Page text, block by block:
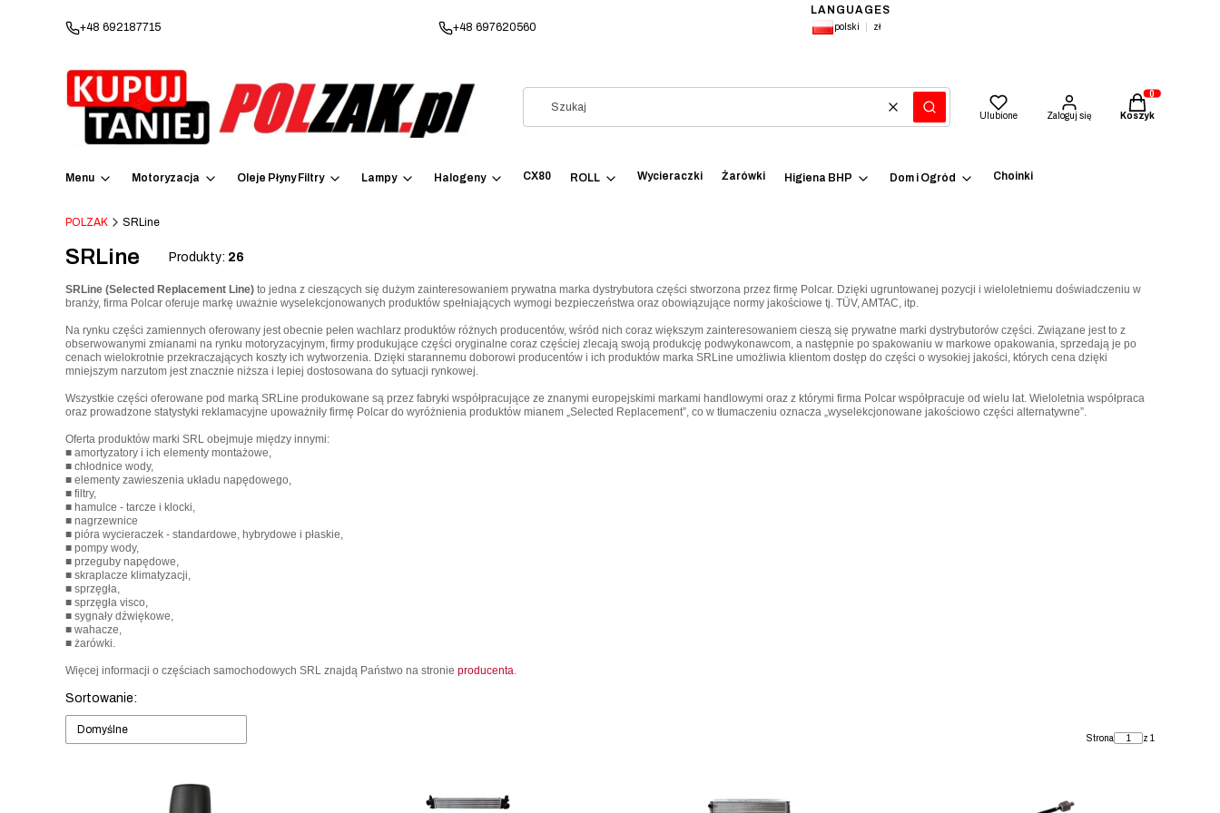
+48 692187715 +48 697620560
LANGUAGES
polski zł
WyczyśćSzukaj Ulubione Zaloguj się
Produkty w
Koszyk
Menu Motoryzacja Oleje Płyny Filtry Lampy Halogeny CX80 ROLL Wycieraczki Żarówki Higiena BHP Dom i Ogród Choinki
POLZAK SRLine
SRLine Produkty: 26
SRLine (Selected Replacement Line) to jedna z cieszących się dużym zainteresowaniem prywatna marka dystrybutora części stworzona przez firmę Polcar. Dzięki ugruntowanej pozycji i wieloletniemu doświadczeniu w
branży, firma Polcar oferuje markę uważnie wyselekcjonowanych produktów spełniających wymogi bezpieczeństwa oraz obowiązujące normy jakościowe tj. TÜV, AMTAC, itp.
Na rynku części zamiennych oferowany jest obecnie pełen wachlarz produktów różnych producentów, wśród nich coraz większym zainteresowaniem cieszą się prywatne marki dystrybutorów części. Związane jest to z
obserwowanymi zmianami na rynku motoryzacyjnym, firmy produkujące części oryginalne coraz częściej zlecają swoją produkcję podwykonawcom, a następnie po spakowaniu w markowe opakowania, sprzedają je po
cenach wielokrotnie przekraczających koszty ich wytworzenia. Dzięki starannemu doborowi producentów i ich produktów marka SRLine umożliwia klientom dostęp do części o wysokiej jakości, których cena dzięki
mniejszym narzutom jest znacznie niższa i lepiej dostosowana do sytuacji rynkowej.
Wszystkie części oferowane pod marką SRLine produkowane są przez fabryki współpracujące ze znanymi europejskimi markami handlowymi oraz z którymi firma Polcar współpracuje od wielu lat. Wieloletnia współpraca
oraz prowadzone statystyki reklamacyjne upoważniły firmę Polcar do wyróżnienia produktów mianem „Selected Replacement”, co w tłumaczeniu oznacza „wyselekcjonowane jakościowo części alternatywne”.
Oferta produktów marki SRL obejmuje między innymi:
■ amortyzatory i ich elementy montażowe,
■ chłodnice wody,
■ elementy zawieszenia układu napędowego,
■ filtry,
■ hamulce - tarcze i klocki,
■ nagrzewnice
■ pióra wycieraczek - standardowe, hybrydowe i płaskie,
■ pompy wody,
■ przeguby napędowe,
■ skraplacze klimatyzacji,
■ sprzęgła,
■ sprzęgła visco,
■ sygnały dźwiękowe,
■ wahacze,
■ żarówki.
Więcej informacji o częściach samochodowych SRL znajdą Państwo na stronie producenta.
Lista produktów
Sortowanie:
Domyślne
Strona z 1